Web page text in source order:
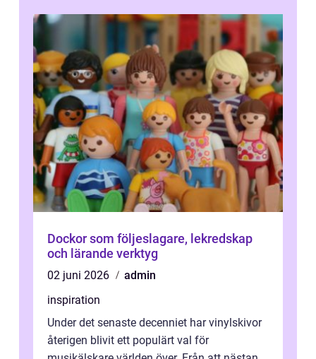
Dockor som följeslagare, lekredskap
och lärande verktyg
02 juni 2026
admin
inspiration
Under det senaste decenniet har vinylskivor
återigen blivit ett populärt val för